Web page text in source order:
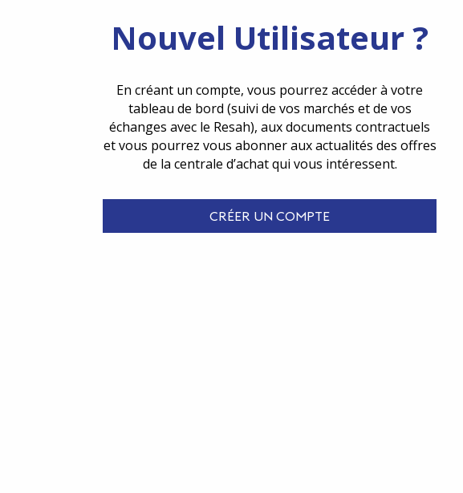
Nouvel Utilisateur ?
En créant un compte, vous pourrez accéder à votre
tableau de bord (suivi de vos marchés et de vos
échanges avec le Resah), aux documents contractuels
et vous pourrez vous abonner aux actualités des offres
de la centrale d’achat qui vous intéressent.
CRÉER UN COMPTE